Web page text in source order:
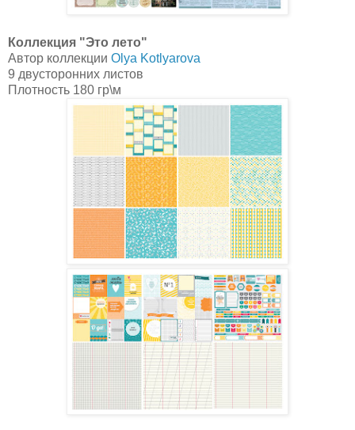
Коллекция "Это лето"
Автор коллекции Olya Kotlyarova
9 двусторонних листов
Плотность 180 гр\м